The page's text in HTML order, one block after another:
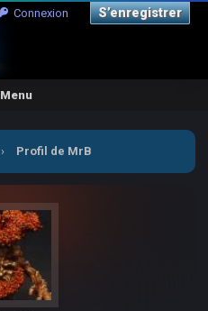
Connexion S’enregistrer
Menu
› Profil de MrB